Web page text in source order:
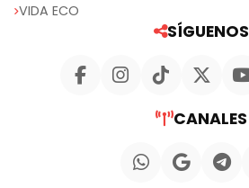
VIDA ECO
SÍGUENOS
CANALES